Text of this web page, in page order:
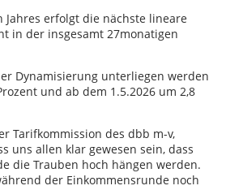
Jahres erfolgt die nächste lineare
in der insgesamt 27monatigen
Dynamisierung unterliegen werden
und ab dem 1.5.2026 um 2,8
Tarifkommission des dbb m-v,
uns allen klar gewesen sein, dass
die Trauben hoch hängen werden.
der Einkommensrunde noch